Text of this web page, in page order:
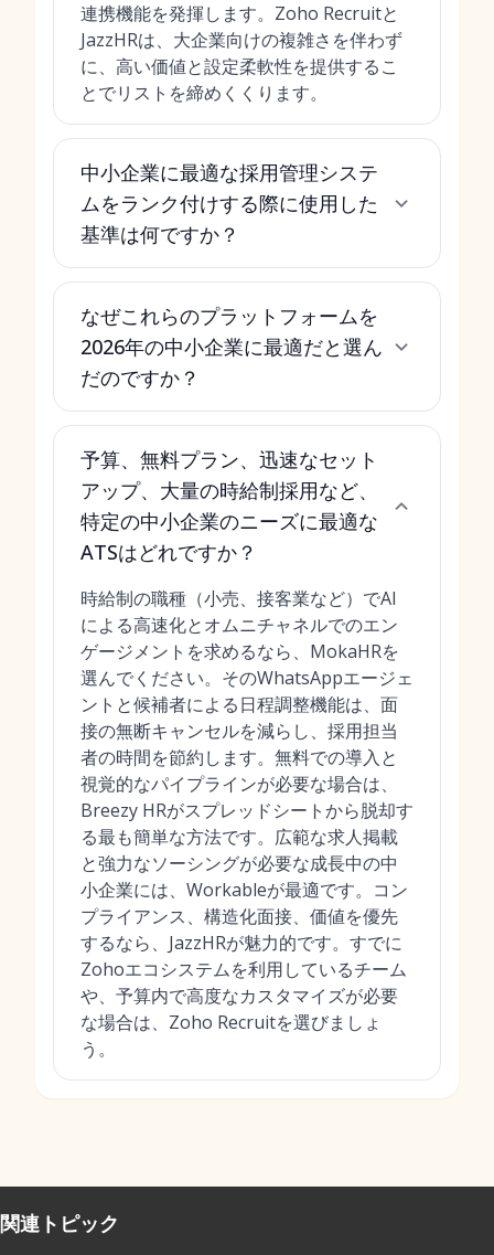
連携機能を発揮します。Zoho Recruitと
JazzHRは、大企業向けの複雑さを伴わず
に、高い価値と設定柔軟性を提供するこ
とでリストを締めくくります。
中小企業に最適な採用管理システ
ムをランク付けする際に使用した
基準は何ですか？
なぜこれらのプラットフォームを
2026年の中小企業に最適だと選ん
だのですか？
予算、無料プラン、迅速なセット
アップ、大量の時給制採用など、
特定の中小企業のニーズに最適な
ATSはどれですか？
時給制の職種（小売、接客業など）でAI
による高速化とオムニチャネルでのエン
ゲージメントを求めるなら、MokaHRを
選んでください。そのWhatsAppエージェ
ントと候補者による日程調整機能は、面
接の無断キャンセルを減らし、採用担当
者の時間を節約します。無料での導入と
視覚的なパイプラインが必要な場合は、
Breezy HRがスプレッドシートから脱却す
る最も簡単な方法です。広範な求人掲載
と強力なソーシングが必要な成長中の中
小企業には、Workableが最適です。コン
プライアンス、構造化面接、価値を優先
するなら、JazzHRが魅力的です。すでに
Zohoエコシステムを利用しているチーム
や、予算内で高度なカスタマイズが必要
な場合は、Zoho Recruitを選びましょ
う。
関連トピック